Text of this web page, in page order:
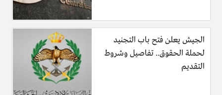
الجيش يعلن فتح باب التجنيد
لحملة الحقوق.. تفاصيل وشروط
التقديم